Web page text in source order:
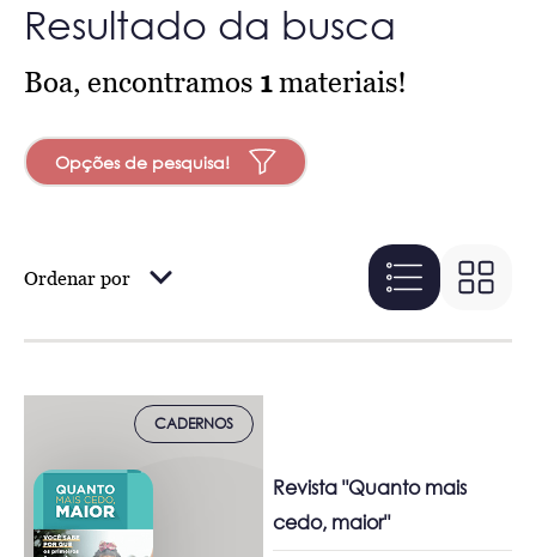
Resultado da busca
Boa, encontramos 1materiais!
Opções de pesquisa!
Ordenar por
CADERNOS
Revista "Quanto mais
cedo, maior"